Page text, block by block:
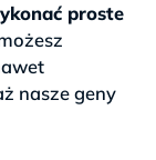
proste
nasze geny